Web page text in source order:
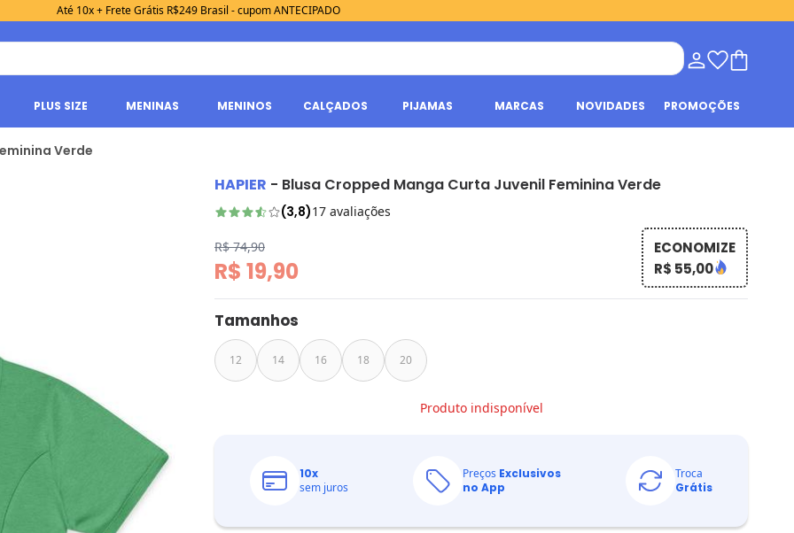
Até 10x + Frete Grátis R$249 Brasil - cupom ANTECIPADO
PLUS SIZE MENINAS MENINOS CALÇADOS PIJAMAS MARCAS NOVIDADES PROMOÇÕES
Verde
HAPIER - Blusa Cropped Manga Curta Juvenil Feminina Verde
(3,8)17 avaliações
R$ 74,90
R$ 19,90
ECONOMIZE
R$ 55,00
Tamanhos
12 14 16 18 20
Produto indisponível
10x
sem juros
Preços Exclusivos
no App
Troca
Grátis